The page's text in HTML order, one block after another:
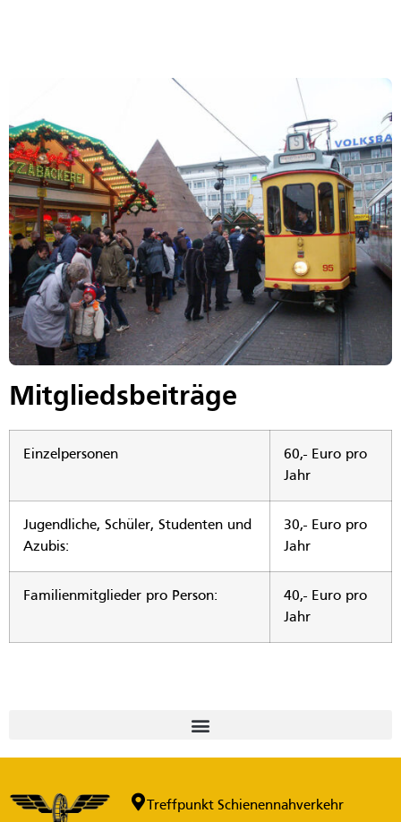
Mitgliedsbeiträge
Einzelpersonen
60,- Euro pro
Jahr
Jugendliche, Schüler, Studenten und
Azubis:
30,- Euro pro
Jahr
Familienmitglieder pro Person:
40,- Euro pro
Jahr
Treffpunkt Schienennahverkehr